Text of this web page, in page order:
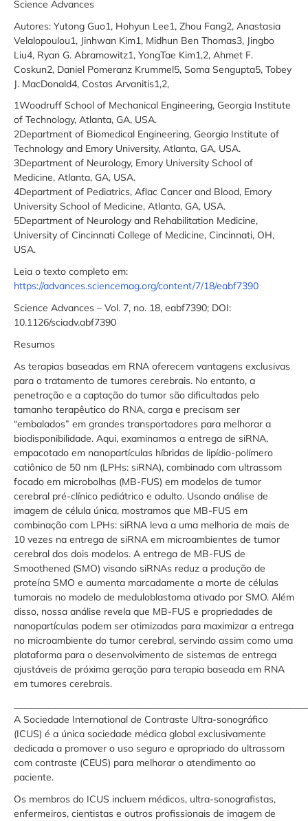
Science Advances
Autores: Yutong Guo1, Hohyun Lee1, Zhou Fang2, Anastasia
Velalopoulou1, Jinhwan Kim1, Midhun Ben Thomas3, Jingbo
Liu4, Ryan G. Abramowitz1, YongTae Kim1,2, Ahmet F.
Coskun2, Daniel Pomeranz Krummel5, Soma Sengupta5, Tobey
J. MacDonald4, Costas Arvanitis1,2,
1Woodruff School of Mechanical Engineering, Georgia Institute
of Technology, Atlanta, GA, USA.
2Department of Biomedical Engineering, Georgia Institute of
Technology and Emory University, Atlanta, GA, USA.
3Department of Neurology, Emory University School of
Medicine, Atlanta, GA, USA.
4Department of Pediatrics, Aflac Cancer and Blood, Emory
University School of Medicine, Atlanta, GA, USA.
5Department of Neurology and Rehabilitation Medicine,
University of Cincinnati College of Medicine, Cincinnati, OH,
USA.
Leia o texto completo em:
https://advances.sciencemag.org/content/7/18/eabf7390
Science Advances – Vol. 7, no. 18, eabf7390; DOI:
10.1126/sciadv.abf7390
Resumos
As terapias baseadas em RNA oferecem vantagens exclusivas
para o tratamento de tumores cerebrais. No entanto, a
penetração e a captação do tumor são dificultadas pelo
tamanho terapêutico do RNA, carga e precisam ser
“embalados” em grandes transportadores para melhorar a
biodisponibilidade. Aqui, examinamos a entrega de siRNA,
empacotado em nanopartículas híbridas de lipídio-polímero
catiônico de 50 nm (LPHs: siRNA), combinado com ultrassom
focado em microbolhas (MB-FUS) em modelos de tumor
cerebral pré-clínico pediátrico e adulto. Usando análise de
imagem de célula única, mostramos que MB-FUS em
combinação com LPHs: siRNA leva a uma melhoria de mais de
10 vezes na entrega de siRNA em microambientes de tumor
cerebral dos dois modelos. A entrega de MB-FUS de
Smoothened (SMO) visando siRNAs reduz a produção de
proteína SMO e aumenta marcadamente a morte de células
tumorais no modelo de meduloblastoma ativado por SMO. Além
disso, nossa análise revela que MB-FUS e propriedades de
nanopartículas podem ser otimizadas para maximizar a entrega
no microambiente do tumor cerebral, servindo assim como uma
plataforma para o desenvolvimento de sistemas de entrega
ajustáveis ​​de próxima geração para terapia baseada em RNA
em tumores cerebrais.
A Sociedade International de Contraste Ultra-sonográfico
(ICUS) é a única sociedade médica global exclusivamente
dedicada a promover o uso seguro e apropriado do ultrassom
com contraste (CEUS) para melhorar o atendimento ao
paciente.
Os membros do ICUS incluem médicos, ultra-sonografistas,
enfermeiros, cientistas e outros profissionais de imagem de